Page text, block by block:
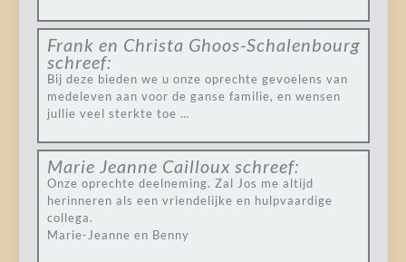
Frank en Christa Ghoos-Schalenbourg
schreef:
Bij deze bieden we u onze oprechte gevoelens van
medeleven aan voor de ganse familie, en wensen
jullie veel sterkte toe …
Marie Jeanne Cailloux schreef:
Onze oprechte deelneming. Zal Jos me altijd
herinneren als een vriendelijke en hulpvaardige
collega.
Marie-Jeanne en Benny